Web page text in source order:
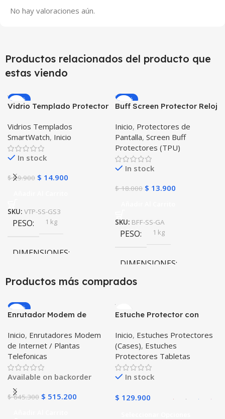
No hay valoraciones aún.
Productos relacionados del producto que
estas viendo
-25%
Vidrio Templado Protector
Smartwatch Samsung
Gear S3 Frontier
Vidrios Templados
SmartWatch, Inicio
In stock
$19.900 $ 14.900
SKU: VTP-SS-GS3
PESO 1 kg
DIMENSIONES
10 × 10 × 10 cm
-23%
Buff Screen Protector Reloj
Samsung Galaxy Active
Inicio, Protectores de
Pantalla, Screen Buff
Protectores (TPU)
In stock
$18.000 $ 13.900
SKU: BFF-SS-GA
PESO 1 kg
DIMENSIONES
Productos más comprados
-20%
Enrutador Modem de
Libre Todo Operador 4G
LTE SIMCARD
Inicio, Enrutadores Modem
de Internet / Plantas
Telefonicas
Available on backorder
$645.300 $ 515.200
Estuche Protector con
Tablet Samsung Galaxy
Tab A8 10.5 2021 – 2022
SM-x200 SM-x205 Anti
golpes con soporte
Inicio, Estuches Protectores
(Cases), Estuches
Protectores Tabletas
In stock
$ 129.900